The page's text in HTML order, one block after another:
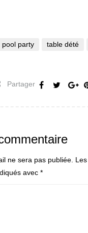
pool party table dété
Partager
ne sera pas publiée.
avec *